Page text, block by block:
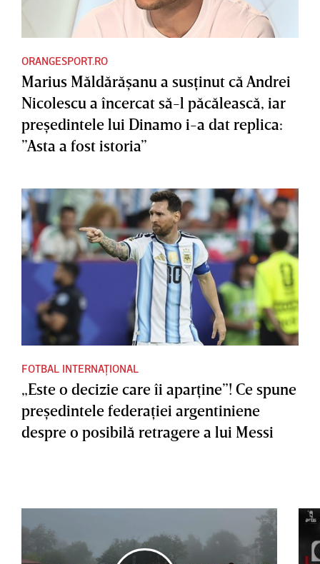
ORANGESPORT.RO
Marius Măldărăşanu a susţinut că Andrei
Nicolescu a încercat să-l păcălească, iar
preşedintele lui Dinamo i-a dat replica:
”Asta a fost istoria”
FOTBAL INTERNAȚIONAL
„Este o decizie care îi aparţine”! Ce spune
preşedintele federaţiei argentiniene
despre o posibilă retragere a lui Messi